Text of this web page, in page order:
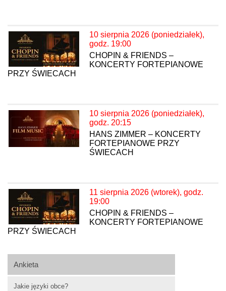
Ankieta
Jakie języki obce?
10 sierpnia 2026 (poniedziałek),
godz. 19:00
CHOPIN & FRIENDS –
KONCERTY FORTEPIANOWE
PRZY ŚWIECACH
10 sierpnia 2026 (poniedziałek),
godz. 20:15
HANS ZIMMER – KONCERTY
FORTEPIANOWE PRZY
ŚWIECACH
11 sierpnia 2026 (wtorek), godz.
19:00
CHOPIN & FRIENDS –
KONCERTY FORTEPIANOWE
PRZY ŚWIECACH